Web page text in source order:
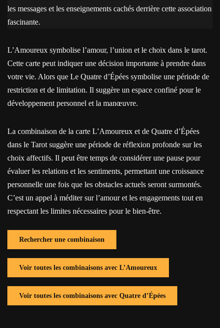
les messages et les enseignements cachés derrière cette association
fascinante.
L’Amoureux symbolise l’amour, l’union et le choix dans le tarot.
Cette carte peut indiquer une décision importante à prendre dans
votre vie. Alors que Le Quatre d’Épées symbolise une période de
restriction et de limitation. Il suggère un espace confiné pour le
développement personnel et la manœuvre.
La combinaison de la carte L’Amoureux et de Quatre d’Épées
dans le Tarot suggère une période de réflexion profonde sur les
choix affectifs. Il peut être temps de considérer une pause pour
évaluer les relations et les sentiments, permettant une croissance
personnelle une fois que les obstacles actuels seront surmontés.
C’est un appel à méditer sur l’amour et les engagements tout en
respectant les limites nécessaires pour le bien-être.
Rechercher une combinaison
Voir toutes les combinaisons avec L’Amoureux
Voir toutes les combinaisons avec Quatre d’Épées